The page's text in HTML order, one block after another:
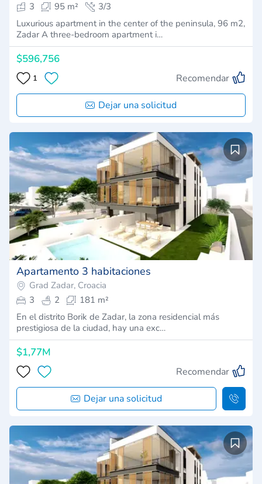
3
95 m²
3/3
Luxurious apartment in the center of the peninsula, 96 m2,
Zadar A three-bedroom apartment i…
$596,756
1 Recomendar
Dejar una solicitud
Apartamento 3 habitaciones
Grad Zadar, Croacia
3
2
181 m²
En el distrito Borik de Zadar, la zona residencial más
prestigiosa de la ciudad, hay una exc…
$1,77M
Recomendar
Dejar una solicitud